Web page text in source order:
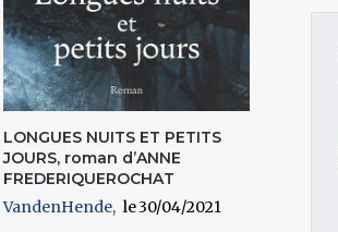
LONGUES NUITS ET PETITS
JOURS, roman d’ANNE
FREDERIQUEROCHAT
VandenHende
30/04/2021